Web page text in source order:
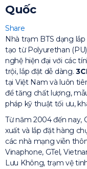
Quốc
Share
Nhà trạm BTS dạng
tạo từ Polyurethan
nghệ hiện đại với các
trội, lắp đặt dễ dàng.
tại Việt Nam và luôn
để tăng chất lượng,
pháp kỹ thuật tối ưu,
Từ năm 2004 đến nay,
xuất và lắp đặt hàng
các nhà mạng viễn
Vinaphone, GTel,
Lưu Không, trạm vệ